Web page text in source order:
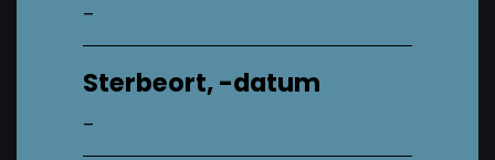
–
Sterbeort, -datum
–